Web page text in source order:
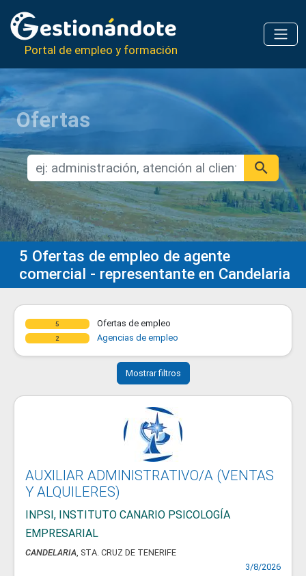
Portal de empleo y formación
Ofertas
5 Ofertas de empleo de agente
comercial - representante en Candelaria
5 Ofertas de empleo
2 Agencias de empleo
Mostrar filtros
AUXILIAR ADMINISTRATIVO/A (VENTAS
Y ALQUILERES)
INPSI, INSTITUTO CANARIO PSICOLOGÍA
EMPRESARIAL
CANDELARIA, STA. CRUZ DE TENERIFE
3/8/2026